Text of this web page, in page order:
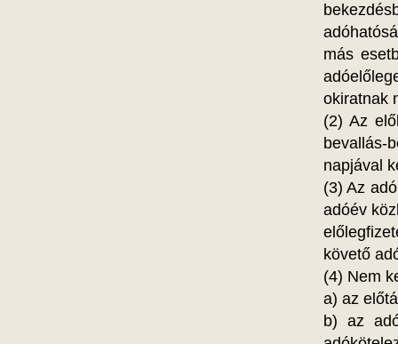
más
okiratnak
(2) Az
napjával
(3) Az
adóév
követő
(4) Nem
a) az
b) az